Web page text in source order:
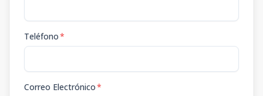
Teléfono*
Correo Electrónico*